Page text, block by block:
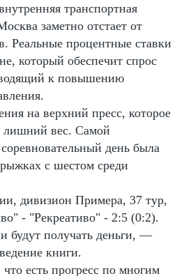
транспортная
заметно отстает от
Реальные процентные ставки
который обеспечит спрос
к повышению
на верхний пресс, которое
лишний вес. Самой
день была
с шестом среди
дивизион Примера, 37 тур,
- "Рекреативо" - 2:5 (0:2).
будут получать деньги, —
книги.
есть прогресс по многим